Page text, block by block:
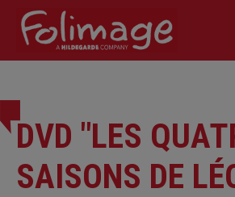
DVD "LES
SAISONS DE